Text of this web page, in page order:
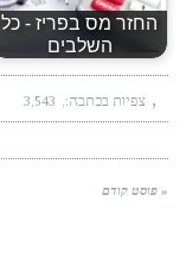
החזר מס בפריז - כל
השלבים
צפיות בכתבה: 3,543
« פוסט קודם